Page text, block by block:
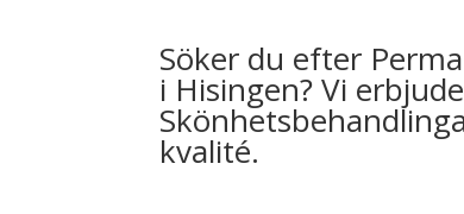
Söker du efter
i Hisingen? Vi
kvalité.